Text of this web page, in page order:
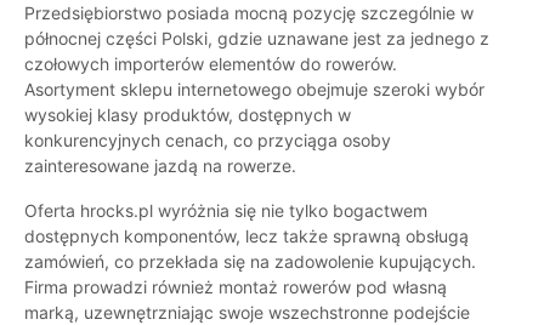
Przedsiębiorstwo posiada mocną pozycję szczególnie w
północnej części Polski, gdzie uznawane jest za jednego z
czołowych importerów elementów do rowerów.
Asortyment sklepu internetowego obejmuje szeroki wybór
wysokiej klasy produktów, dostępnych w
konkurencyjnych cenach, co przyciąga osoby
zainteresowane jazdą na rowerze.
Oferta hrocks.pl wyróżnia się nie tylko bogactwem
dostępnych komponentów, lecz także sprawną obsługą
zamówień, co przekłada się na zadowolenie kupujących.
Firma prowadzi również montaż rowerów pod własną
marką, uzewnętrzniając swoje wszechstronne podejście